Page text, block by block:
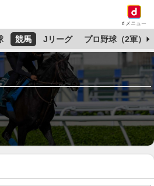
dメニュー
競馬 Jリーグ プロ野球（2軍）